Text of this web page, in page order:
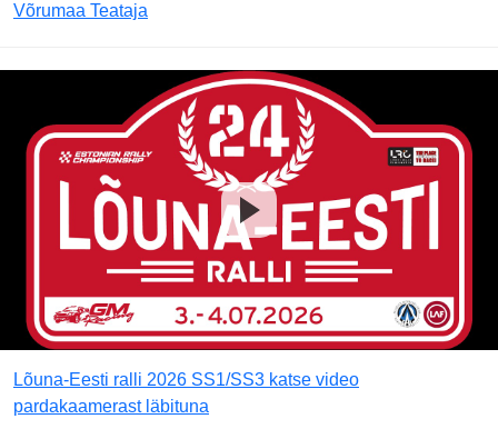
Võrumaa Teataja
Lõuna-Eesti ralli 2026 SS1/SS3 katse video
pardakaamerast läbituna